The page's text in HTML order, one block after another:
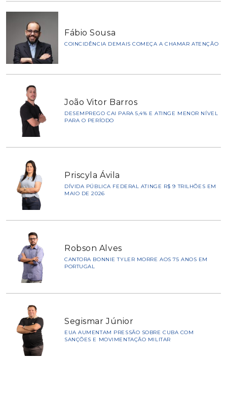
Fábio Sousa
COINCIDÊNCIA DEMAIS COMEÇA A CHAMAR ATENÇÃO
João Vitor Barros
DESEMPREGO CAI PARA 5,4% E ATINGE MENOR NÍVEL
PARA O PERÍODO
Priscyla Ávila
DÍVIDA PÚBLICA FEDERAL ATINGE R$ 9 TRILHÕES EM
MAIO DE 2026
Robson Alves
CANTORA BONNIE TYLER MORRE AOS 75 ANOS EM
PORTUGAL
Segismar Júnior
EUA AUMENTAM PRESSÃO SOBRE CUBA COM
SANÇÕES E MOVIMENTAÇÃO MILITAR